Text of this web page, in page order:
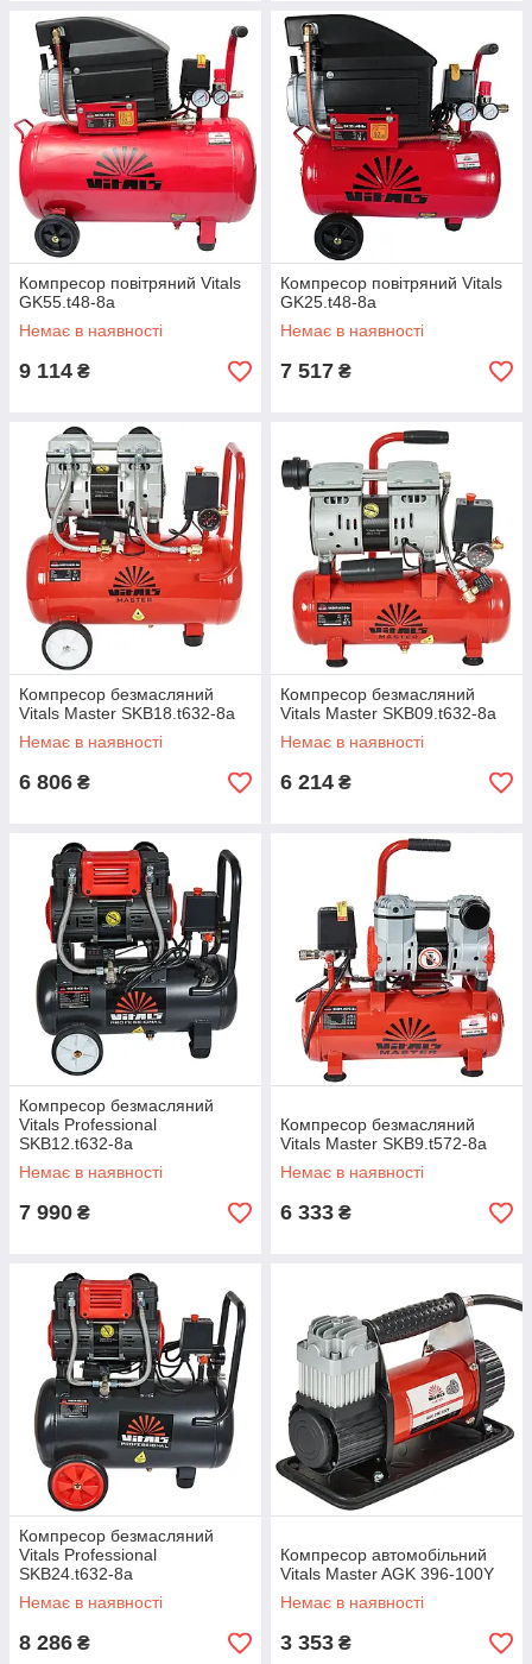
Компресор повітряний Vitals
GK55.t48-8a
Немає в наявності
9 114 ₴
Компресор повітряний Vitals
GK25.t48-8a
Немає в наявності
7 517 ₴
Компресор безмасляний
Vitals Master SKB18.t632-8a
Немає в наявності
6 806 ₴
Компресор безмасляний
Vitals Master SKB09.t632-8a
Немає в наявності
6 214 ₴
Компресор безмасляний
Vitals Professional
SKB12.t632-8a
Немає в наявності
7 990 ₴
Компресор безмасляний
Vitals Master SKB9.t572-8a
Немає в наявності
6 333 ₴
Компресор безмасляний
Vitals Professional
SKB24.t632-8a
Немає в наявності
8 286 ₴
Компресор автомобільний
Vitals Master AGK 396-100Y
Немає в наявності
3 353 ₴